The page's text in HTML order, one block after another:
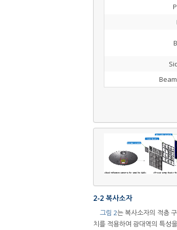
2-2 복사소자
그림 2는 복사소자의 적층
치를 적용하여 광대역의 특성